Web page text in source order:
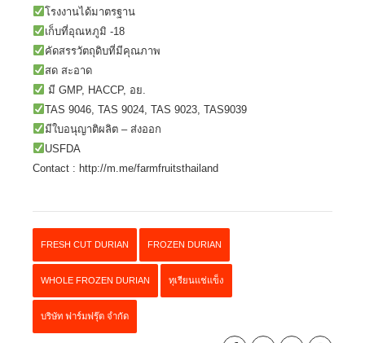
โรงงานได้มาตรฐาน
เก็บที่อุณหภูมิ -18
คัดสรรวัตถุดิบที่มีคุณภาพ
สด สะอาด
มี GMP, HACCP, อย.
TAS 9046, TAS 9024, TAS 9023, TAS9039
มีใบอนุญาติผลิต – ส่งออก
USFDA
Contact : http://m.me/farmfruitsthailand
FRESH CUT DURIAN FROZEN DURIAN
WHOLE FROZEN DURIAN ทุเรียนแช่แข็ง
บริษัท ฟาร์มฟรุ๊ต จำกัด